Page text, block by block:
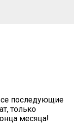
последующие
только
месяца!